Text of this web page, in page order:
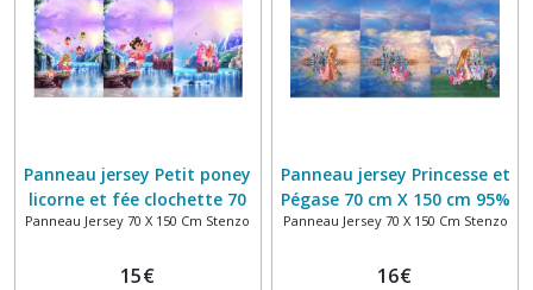
Panneau jersey Petit poney
licorne et fée clochette 70
cm X 150 cm 95% coton 5%
Panneau Jersey 70 X 150 Cm Stenzo
15€
Panneau jersey Princesse et
Pégase 70 cm X 150 cm 95%
coton 5% élasthanne
Panneau Jersey 70 X 150 Cm Stenzo
16€
cm
Stenzo
(2)
75
X
150